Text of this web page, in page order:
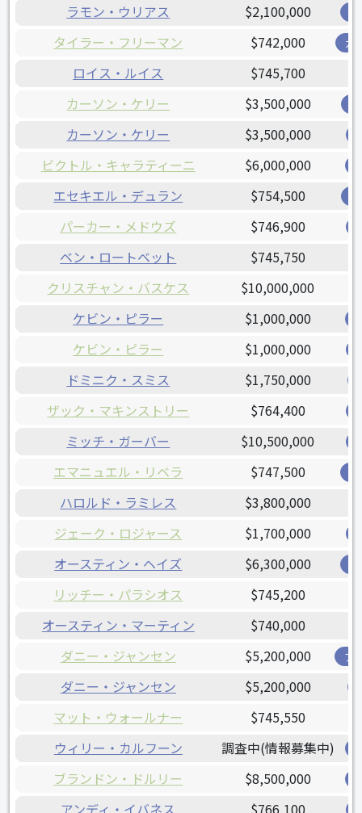
ラモン・ウリアス $2,100,000
タイラー・フリーマン $742,000 ガ
ロイス・ルイス $745,700
カーソン・ケリー $3,500,000
カーソン・ケリー $3,500,000
ビクトル・キャラティーニ $6,000,000
エセキエル・デュラン $754,500
パーカー・メドウズ $746,900
ベン・ロートベット
$745,750
クリスチャン・バスケス
$10,000,000
ケビン・ピラー $1,000,000
ケビン・ピラー $1,000,000
ドミニク・スミス $1,750,000
ザック・マキンストリー $764,400
ミッチ・ガーバー $10,500,000
エマニュエル・リベラ $747,500
ハロルド・ラミレス
$3,800,000
ジェーク・ロジャース
$1,700,000
オースティン・ヘイズ $6,300,000
リッチー・パラシオス
$745,200
オースティン・マーティン
$740,000
ダニー・ジャンセン $5,200,000 ブ
ダニー・ジャンセン $5,200,000
マット・ウォールナー $745,550
ウィリー・カルフーン 調査中(情報募集中)
ブランドン・ドルリー $8,500,000
アンディ・イバネス $766,100